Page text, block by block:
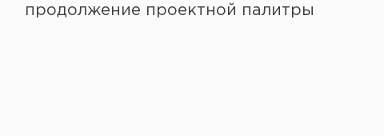
продолжение проектной палитры